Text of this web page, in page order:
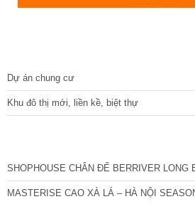
Dự án chung cư
Khu đô thị mới, liền kề, biệt thự
SHOPHOUSE CHÂN ĐẾ BERRIVER LONG
MASTERISE CAO XÀ LÁ – HÀ NỘI